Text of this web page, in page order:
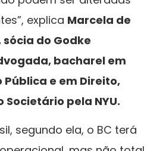
explica Marcela de
do Godke
bacharel em
e em Direito,
Societário pela NYU.
segundo ela, o BC terá